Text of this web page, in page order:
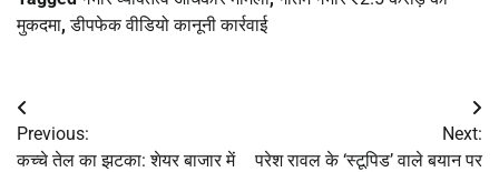
मुकदमा,डीपफेक वीडियो कानूनी कार्रवाई
Post
navigation
Previous:
कच्चे तेल का झटका: शेयर बाजार में
Next:
परेश रावल के ‘स्टूपिड’ वाले बयान पर